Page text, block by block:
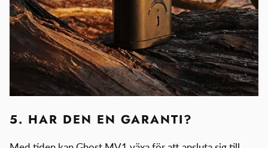
5. HAR DEN EN GARANTI?